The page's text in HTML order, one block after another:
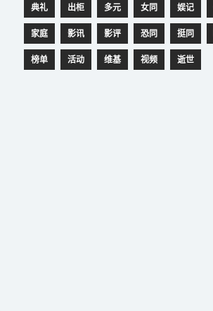
典礼 出柜 多元 女同 娱记
家庭 影讯 影评 恐同 挺同
榜单 活动 维基 视频 逝世